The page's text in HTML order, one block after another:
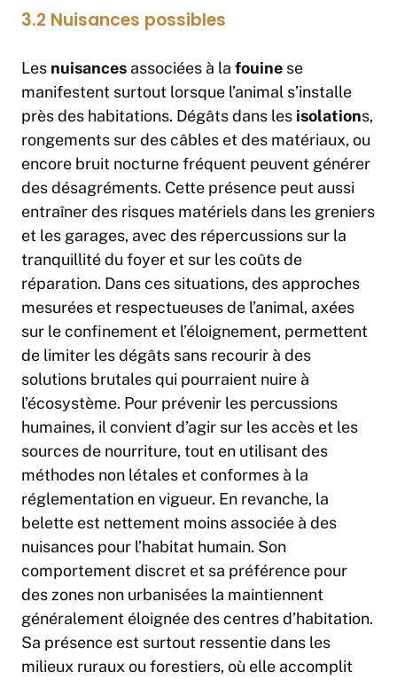
3.2 Nuisances possibles
Les nuisances associées à la fouine se
manifestent surtout lorsque l’animal s’installe
près des habitations. Dégâts dans les isolations,
rongements sur des câbles et des matériaux, ou
encore bruit nocturne fréquent peuvent générer
des désagréments. Cette présence peut aussi
entraîner des risques matériels dans les greniers
et les garages, avec des répercussions sur la
tranquillité du foyer et sur les coûts de
réparation. Dans ces situations, des approches
mesurées et respectueuses de l’animal, axées
sur le confinement et l’éloignement, permettent
de limiter les dégâts sans recourir à des
solutions brutales qui pourraient nuire à
l’écosystème. Pour prévenir les percussions
humaines, il convient d’agir sur les accès et les
sources de nourriture, tout en utilisant des
méthodes non létales et conformes à la
réglementation en vigueur. En revanche, la
belette est nettement moins associée à des
nuisances pour l’habitat humain. Son
comportement discret et sa préférence pour
des zones non urbanisées la maintiennent
généralement éloignée des centres d’habitation.
Sa présence est surtout ressentie dans les
milieux ruraux ou forestiers, où elle accomplit